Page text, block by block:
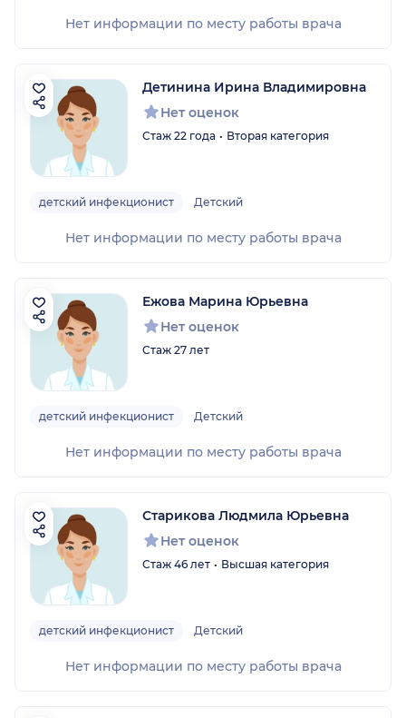
Нет информации по месту работы врача
Детинина Ирина Владимировна
Нет оценок
Стаж 22 года Вторая категория
детский инфекционист Детский
Нет информации по месту работы врача
Ежова Марина Юрьевна
Нет оценок
Стаж 27 лет
детский инфекционист Детский
Нет информации по месту работы врача
Старикова Людмила Юрьевна
Нет оценок
Стаж 46 лет Высшая категория
детский инфекционист Детский
Нет информации по месту работы врача